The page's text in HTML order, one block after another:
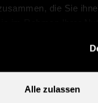
die Sie
Alle zulassen